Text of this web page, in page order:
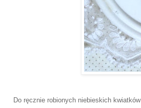
Do ręcznie robionych niebieskich